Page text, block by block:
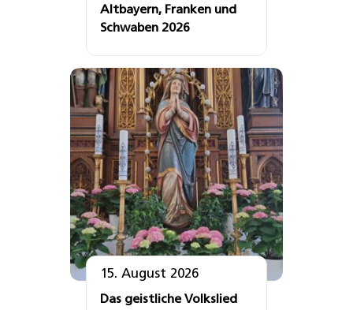
Altbayern, Franken und
Schwaben 2026
15. August 2026
Das geistliche Volkslied